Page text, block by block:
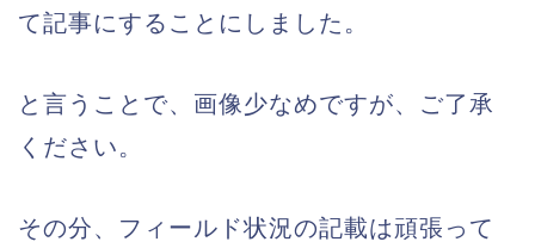
て記事にすることにしました。
と言うことで、画像少なめですが、ご了承
ください。
その分、フィールド状況の記載は頑張って